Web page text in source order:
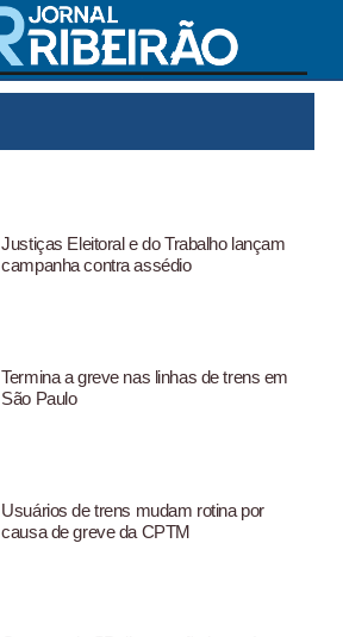
Justiças Eleitoral e do Trabalho lançam
campanha contra assédio
Termina a greve nas linhas de trens em
São Paulo
Usuários de trens mudam rotina por
causa de greve da CPTM